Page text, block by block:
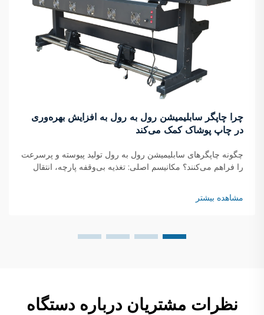
چرا چاپگر سابلیمیشن رول به رول به افزایش بهره‌وری
در چاپ پوشاک کمک می‌کند
چگونه چاپگرهای سابلیمیشن رول به رول تولید پیوسته و پرسرعت
را فراهم می‌کنند؟ مکانیسم اصلی: تغذیه بی‌وقفه پارچه، انتقال
رول‌های پارچه...
مشاهده بیشتر
نظرات مشتریان درباره دستگاه